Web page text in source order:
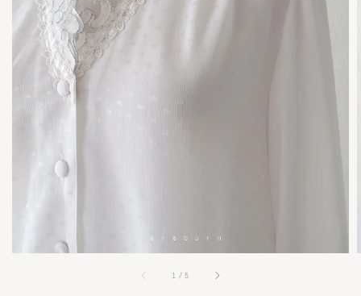
1 /5